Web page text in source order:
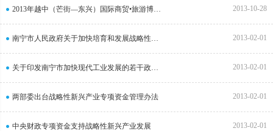
2013年越中（芒街—东兴）国际商贸•旅游博览会招商会 2013-10-28
南宁市人民政府关于加快培育和发展战略性新兴产业的意见 2013-02-01
关于印发南宁市加快现代工业发展的若干政策意见的通知 2013-02-01
两部委出台战略性新兴产业专项资金管理办法 2013-02-01
中央财政专项资金支持战略性新兴产业发展 2013-02-01